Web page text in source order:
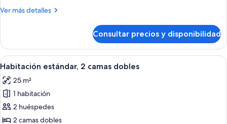
Ver más detalles
Más
Suite
Sea
View
Consultar precios y disponibilidad
Abrir
todas
las
fotos
de
Habitación
Una habitación de hotel con cama,
5
Habitación estándar, 2 camas dobles
25 m²
1 habitación
2 huéspedes
2 camas dobles